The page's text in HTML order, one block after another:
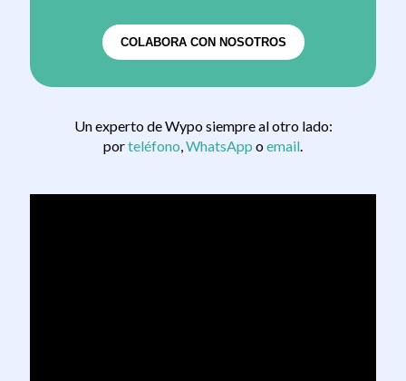
COLABORA CON NOSOTROS
Un experto de Wypo siempre al otro lado:
porteléfono WhatsApp oemail